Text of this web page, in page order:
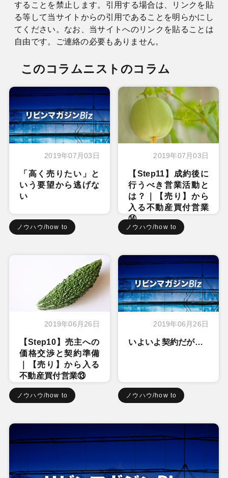
することを禁止します。引用する場合は、リンクを貼
る等して当サイトからの引用であることを明らかにし
てください。なお、当サイトへのリンクを貼ることは
自由です。ご連絡の必要もありません。
このコラムニストのコラム
2019年07月03日
「高く売りたい」と
いう要望から逃げな
い
ノウハウ/how to
2019年07月03日
【Step11】成約後に
行うべき営業活動と
は？｜【売り】から
入る不動産買付営業
⑭
ノウハウ/how to
2019年06月26日
【Step10】売主への
価格交渉と契約準備
｜【売り】から入る
不動産買付営業⑬
ノウハウ/how to
2019年06月26日
いよいよ契約だが…
ノウハウ/how to